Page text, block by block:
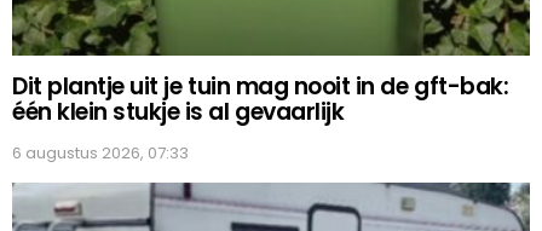
Dit plantje uit je tuin mag nooit in de gft-bak:
één klein stukje is al gevaarlijk
6 augustus 2026, 07:33